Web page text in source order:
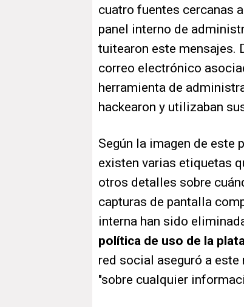
cuatro fuentes cercanas
panel interno de
tuitearon este mensajes.
correo electrónico
herramienta de
hackearon y utilizaban
Según la imagen de este
existen varias etiquetas
otros detalles sobre
capturas de pantalla
interna han sido
política de uso de la
red social aseguró a
"sobre cualquier